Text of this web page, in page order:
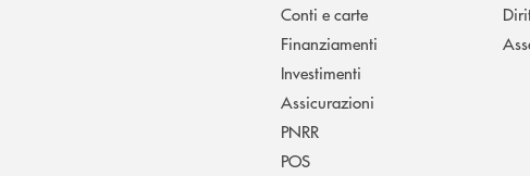
Conti e carte
Finanziamenti
Investimenti
Assicurazioni
PNRR
POS